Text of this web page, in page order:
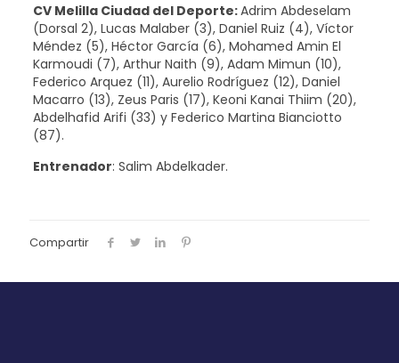
CV Melilla Ciudad del Deporte:Adrim Abdeselam
(Dorsal 2), Lucas Malaber (3), Daniel Ruiz (4), Víctor
Méndez (5), Héctor García (6), Mohamed Amin El
Karmoudi (7), Arthur Naith (9), Adam Mimun (10),
Federico Arquez (11), Aurelio Rodríguez (12), Daniel
Macarro (13), Zeus Paris (17), Keoni Kanai Thiim (20),
Abdelhafid Arifi (33) y Federico Martina Bianciotto
(87).
Entrenador: Salim Abdelkader.
Compartir